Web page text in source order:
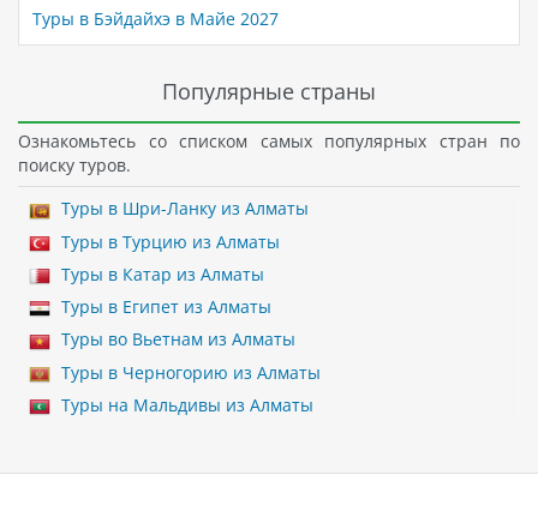
Туры в Бэйдайхэ в Майе 2027
Популярные страны
Ознакомьтесь со списком самых популярных стран по
поиску туров.
Туры в Шри-Ланку из Алматы
Туры в Турцию из Алматы
Туры в Катар из Алматы
Туры в Египет из Алматы
Туры во Вьетнам из Алматы
Туры в Черногорию из Алматы
Туры на Мальдивы из Алматы